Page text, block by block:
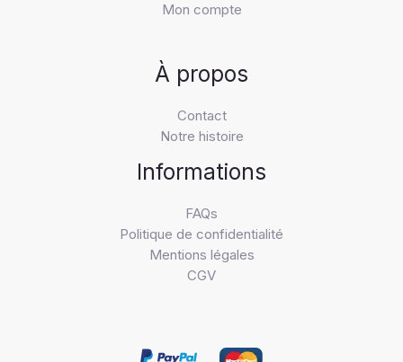
Mon compte
À propos
Contact
Notre histoire
Informations
FAQs
Politique de confidentialité
Mentions légales
CGV